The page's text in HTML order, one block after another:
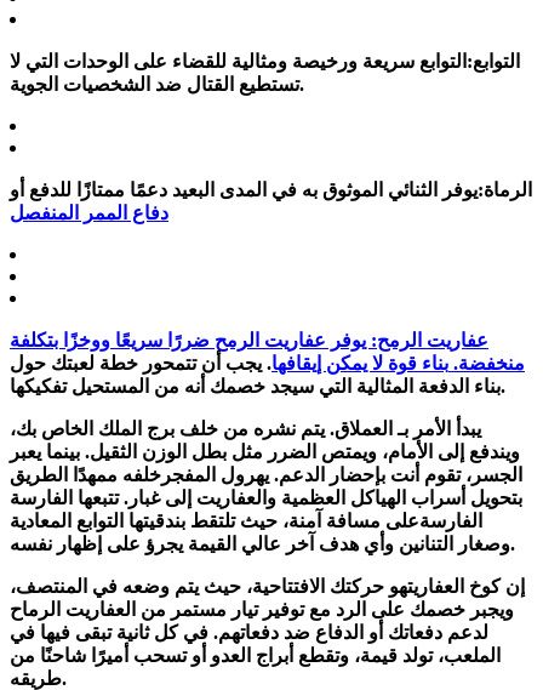
التوابع: التوابع سريعة ورخيصة ومثالية للقضاء على الوحدات التي لا
تستطيع القتال ضد الشخصيات الجوية.
الرماة:يوفر الثنائي الموثوق به في المدى البعيد دعمًا ممتازًا للدفع أو
دفاع الممر المنفصل
عفاريت الرمح: يوفر عفاريت الرمح ضررًا سريعًا ووخزًا بتكلفة
منخفضة. بناء قوة لا يمكن إيقافها. يجب أن تتمحور خطة لعبتك حول
بناء الدفعة المثالية التي سيجد خصمك أنه من المستحيل تفكيكها.
يبدأ الأمر بـ العملاق. يتم نشره من خلف برج الملك الخاص بك،
ويندفع إلى الأمام، ويمتص الضرر مثل بطل الوزن الثقيل. بينما يعبر
الجسر، تقوم أنت بإحضار الدعم. يهرول المفجر خلفه ممهدًا الطريق
بتحويل أسراب الهياكل العظمية والعفاريت إلى غبار. تتبعها الفارسة
الفارسةعلى مسافة آمنة، حيث تلتقط بندقيتها التوابع المعادية
وصغار التنانين وأي هدف آخر عالي القيمة يجرؤ على إظهار نفسه.
إنكوخ العفاريتهو حركتك الافتتاحية، حيث يتم وضعه في المنتصف،
ويجبر خصمك على الرد مع توفير تيار مستمر من العفاريت الرماح
لدعم دفعاتك أو الدفاع ضد دفعاتهم. في كل ثانية تبقى فيها في
الملعب، تولد قيمة، وتقطع أبراج العدو أو تسحب أميرًا شاحنًا من
طريقه.